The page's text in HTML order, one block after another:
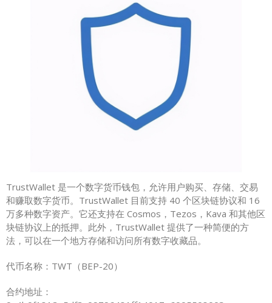
TrustWallet 是一个数字货币钱包，允许用户购买、存储、交易
和赚取数字货币。TrustWallet 目前支持 40 个区块链协议和 16
万多种数字资产。它还支持在 Cosmos，Tezos，Kava 和其他区
块链协议上的抵押。此外，TrustWallet 提供了一种简便的方
法，可以在一个地方存储和访问所有数字收藏品。
代币名称：TWT（BEP-20）
合约地址：